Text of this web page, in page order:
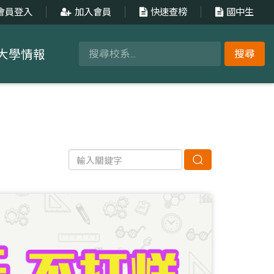
員登入 加入會員 快速查榜 國中生
搜尋
學情報